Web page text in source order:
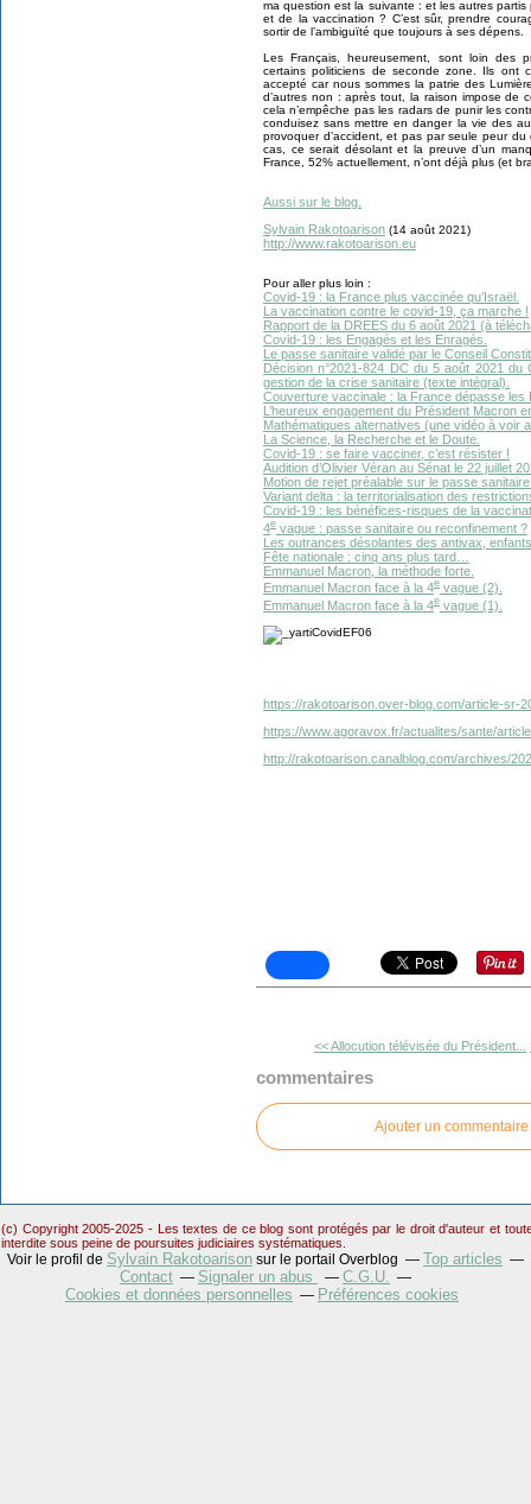
ma question est la suivante : et les autres
et de la vaccination ? C’est sûr, prendre
sortir de l’ambiguïté que toujours à ses dépens.
Les Français, heureusement, sont loin des
certains politiciens de seconde zone. Ils ont
accepté car nous sommes la patrie des
d’autres non : après tout, la raison impose de
cela n’empêche pas les radars de punir les
conduisez sans mettre en danger la vie des
provoquer d’accident, et pas par seule peur
cas, ce serait désolant et la preuve d’un
France, 52% actuellement, n’ont déjà plus (et
Aussi sur le blog.
Sylvain Rakotoarison (14 août 2021)
http://www.rakotoarison.eu
Pour aller plus loin :
Covid-19 : la France plus vaccinée qu’Israël.
La vaccination contre le covid-19, ça marche !
Rapport de la DREES du 6 août 2021 (à
Covid-19 : les Engagés et les Enragés.
Le passe sanitaire validé par le Conseil
Décision n°2021-824 DC du 5 août 2021
gestion de la crise sanitaire (texte intégral).
Couverture vaccinale : la France dépasse les
L’heureux engagement du Président Macron
Mathématiques alternatives (une vidéo à voir
La Science, la Recherche et le Doute.
Covid-19 : se faire vacciner, c’est résister !
Audition d’Olivier Véran au Sénat le 22 juillet
Motion de rejet préalable sur le passe
Variant delta : la territorialisation des
Covid-19 : les bénéfices-risques de la
4e vague : passe sanitaire ou reconfinement ?
Les outrances désolantes des antivax,
Fête nationale : cinq ans plus tard…
Emmanuel Macron, la méthode forte.
Emmanuel Macron face à la 4e vague (2).
Emmanuel Macron face à la 4e vague (1).
https://rakotoarison.over-blog.com/article-sr-
https://www.agoravox.fr/actualites/sante/
http://rakotoarison.canalblog.com/archives/
<< Allocution télévisée du Président...
commentaires
Ajouter un commentaire
(c) Copyright 2005-2025 - Les textes de ce blog sont protégés par le droit d'auteur et
interdite sous peine de poursuites judiciaires systématiques.
Voir le profil de Sylvain Rakotoarison sur le portail Overblog
Top articles
Contact
Signaler un abus
C.G.U.
Cookies et données personnelles
Préférences cookies